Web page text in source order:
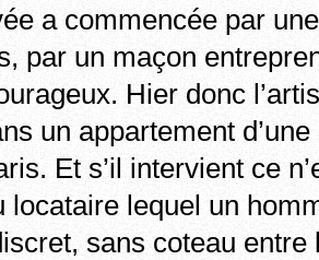
a commencée par
par un maçon
Hier donc
un appartement
Et s’il intervient ce
locataire lequel un
sans coteau entre